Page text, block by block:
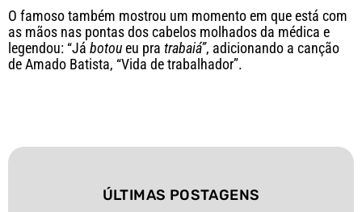
O famoso também mostrou um momento em que está com
as mãos nas pontas dos cabelos molhados da médica e
legendou: “Já botoueu pra trabaiá”, adicionando a canção
de Amado Batista, “Vida de trabalhador”.
ÚLTIMAS POSTAGENS